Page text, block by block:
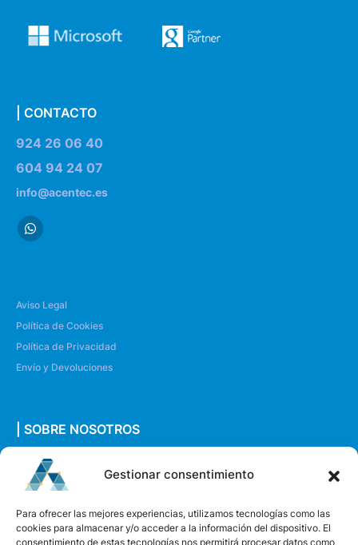
Gestionar consentimiento
Para ofrecer las mejores experiencias, utilizamos tecnologías como las
cookies para almacenar y/o acceder a la información del dispositivo. El
consentimiento de estas tecnologías nos permitirá procesar datos como
| CONTACTO
924 26 06 40
604 94 24 07
info@acentec.es
Aviso Legal
Política de Cookies
Política de Privacidad
Envío y Devoluciones
| SOBRE NOSOTROS
Quiénes somos
Envíanos un mensaje